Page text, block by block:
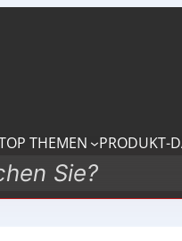
THEMEN PRODUKT-